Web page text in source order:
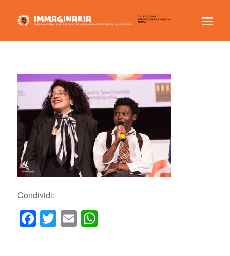
Condividi:
Facebook
Twitter
EmailWhatsApp